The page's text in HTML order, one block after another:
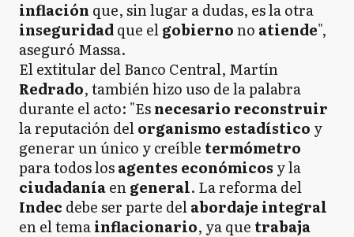
inflación que, sin lugar a dudas, es la otra
inseguridadque elgobiernono atiende",
aseguró Massa.
El extitular del Banco Central, Martín
Redrado, también hizo uso de la palabra
durante el acto: "Esnecesario reconstruir
la reputación delorganismo estadístico y
generar un único y creíble termómetro
para todos losagentes económicos y la
ciudadaníaengeneral. La reforma del
Indec debe ser parte delabordaje integral
en el temainflacionario, ya que trabaja